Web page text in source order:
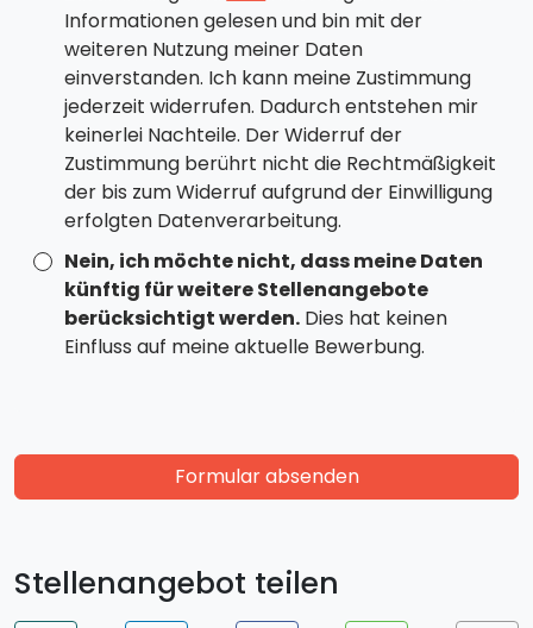
Informationen gelesen und bin mit der
weiteren Nutzung meiner Daten
einverstanden. Ich kann meine Zustimmung
jederzeit widerrufen. Dadurch entstehen mir
keinerlei Nachteile. Der Widerruf der
Zustimmung berührt nicht die Rechtmäßigkeit
der bis zum Widerruf aufgrund der Einwilligung
erfolgten Datenverarbeitung.
Nein, ich möchte nicht, dass meine Daten
künftig für weitere Stellenangebote
berücksichtigt werden. Dies hat keinen
Einfluss auf meine aktuelle Bewerbung.
Formular absenden
Stellenangebot teilen